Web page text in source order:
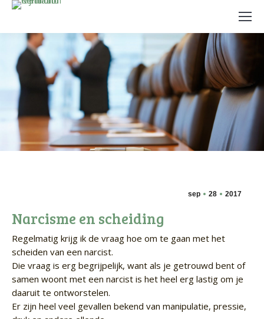
sep 28 2017
Narcisme en scheiding
Regelmatig krijg ik de vraag hoe om te gaan met het
scheiden van een narcist.
Die vraag is erg begrijpelijk, want als je getrouwd bent of
samen woont met een narcist is het heel erg lastig om je
daaruit te ontworstelen.
Er zijn heel veel gevallen bekend van manipulatie, pressie,